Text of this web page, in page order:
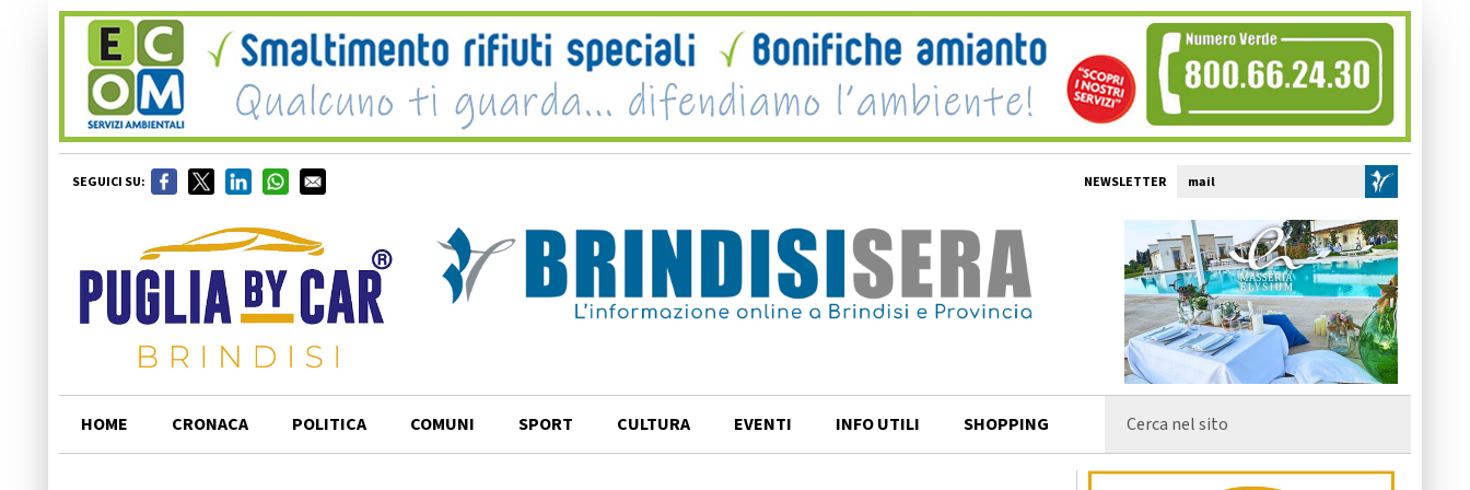
SEGUICI SU: NEWSLETTER
HOME CRONACA POLITICA COMUNI SPORT CULTURA EVENTI INFO UTILI SHOPPING